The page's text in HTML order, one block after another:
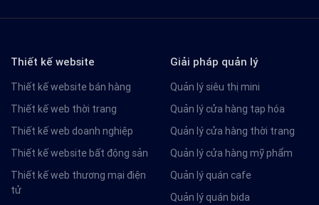
Thiết kế website
Thiết kế website bán hàng
Thiết kế web thời trang
Thiết kế web doanh nghiệp
Thiết kế website bất động sản
Thiết kế web thương mại điện
tử
Giải pháp quản lý
Quản lý siêu thị mini
Quản lý cửa hàng tạp hóa
Quản lý cửa hàng thời trang
Quản lý cửa hàng mỹ phẩm
Quản lý quán cafe
Quản lý quán bida